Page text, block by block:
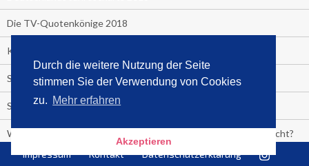
Durch die weitere Nutzung der Seite
stimmen Sie der Verwendung von Cookies
zu. Mehr erfahren
Akzeptieren
Die TV-Quotenkönige 2018
KNV und Media Control verlängern vorzeitig Zusammenarbeit
STRENG VERTRAULICH
Streaming verändert TV?
Welcher TV-Sender hat seine Marktanteile seit 2013 vervierfacht?
Michelle for President!
Impressum Kontakt Datenschutzerklärung